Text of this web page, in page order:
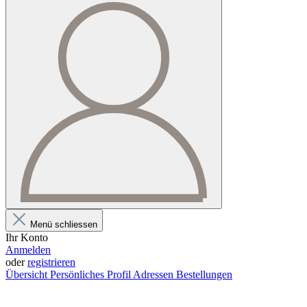
Menü schliessen
Ihr Konto
Anmelden
oderregistrieren
Übersicht Persönliches Profil Adressen Bestellungen